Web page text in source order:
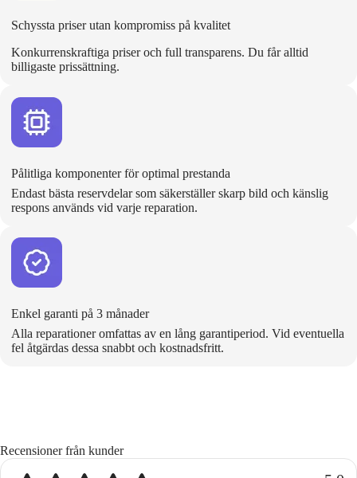
Schyssta priser utan kompromiss på kvalitet
Konkurrenskraftiga priser och full transparens. Du får alltid
billigaste prissättning.
Pålitliga komponenter för optimal prestanda
Endast bästa reservdelar som säkerställer skarp bild och känslig
respons används vid varje reparation.
Enkel garanti på 3 månader
Alla reparationer omfattas av en lång garantiperiod. Vid eventuella
fel åtgärdas dessa snabbt och kostnadsfritt.
Recensioner från kunder